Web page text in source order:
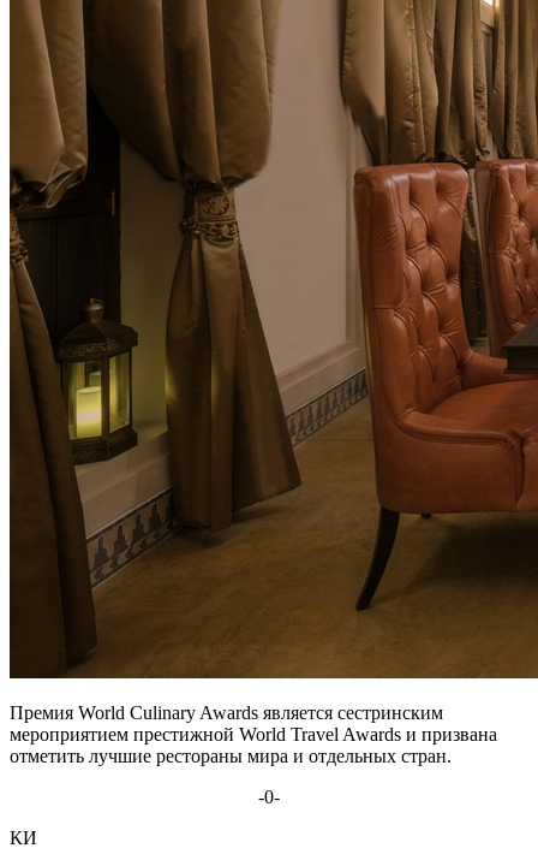
Премия World Culinary Awards является сестринским
мероприятием престижной World Travel Awards и призвана
отметить лучшие рестораны мира и отдельных стран.
-0-
КИ